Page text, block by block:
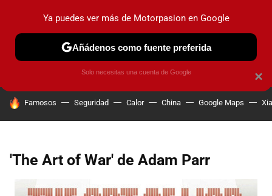
PRUEBAS COCHES ELÉCTRICOS OBSERVATORIO
HOY SE HABLA DE
Famosos Seguridad Calor China Google Maps
'The Art of War' de Adam Parr
×
Ya puedes ver más de Motorpasion en Google
Añádenos como fuente preferida
Solo necesitas una cuenta de Google